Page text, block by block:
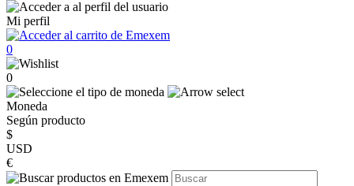
Mi perfil
0
0
Moneda
Según producto
$
USD
€